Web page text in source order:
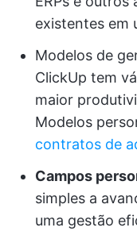
existentes em
Modelos de
ClickUp tem
maior
Modelos
contratos de
Campos
simples a
uma gestão